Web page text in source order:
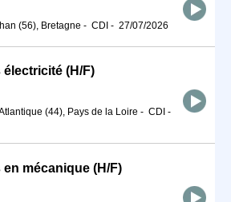
(56), Bretagne - CDI - 27/07/2026
(H/F)
(44), Pays de la Loire - CDI -
mécanique (H/F)